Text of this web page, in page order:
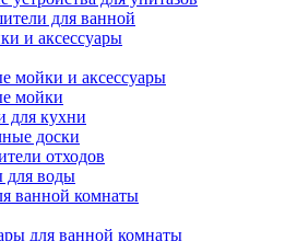
для ванной
и аксессуары
мойки и аксессуары
мойки
для кухни
доски
отходов
для воды
ванной комнаты
для ванной комнаты